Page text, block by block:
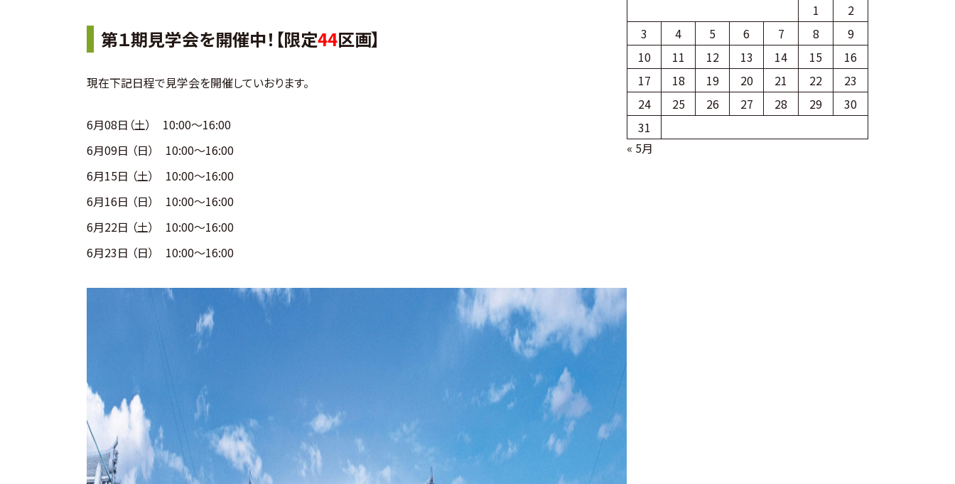
第１期見学会を開催中！【限定44区画】
現在下記日程で見学会を開催していおります。
6月08日（土） 10:00〜16:00
6月09日 （日） 10:00〜16:00
6月15日 （土） 10:00〜16:00
6月16日 （日） 10:00〜16:00
6月22日 （土） 10:00〜16:00
6月23日 （日） 10:00〜16:00
1
2
3
4 5 6 7 8
9
10
11 12 13 14 15
16
17
18 19 20 21 22
23
24
25 26 27 28 29
30
31
« 5月